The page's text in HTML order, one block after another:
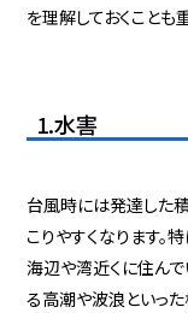
を理解しておくことも
1.水害
台風時には発達した
こりやすくなります。
海辺や湾近くに住ん
る高潮や波浪といっ